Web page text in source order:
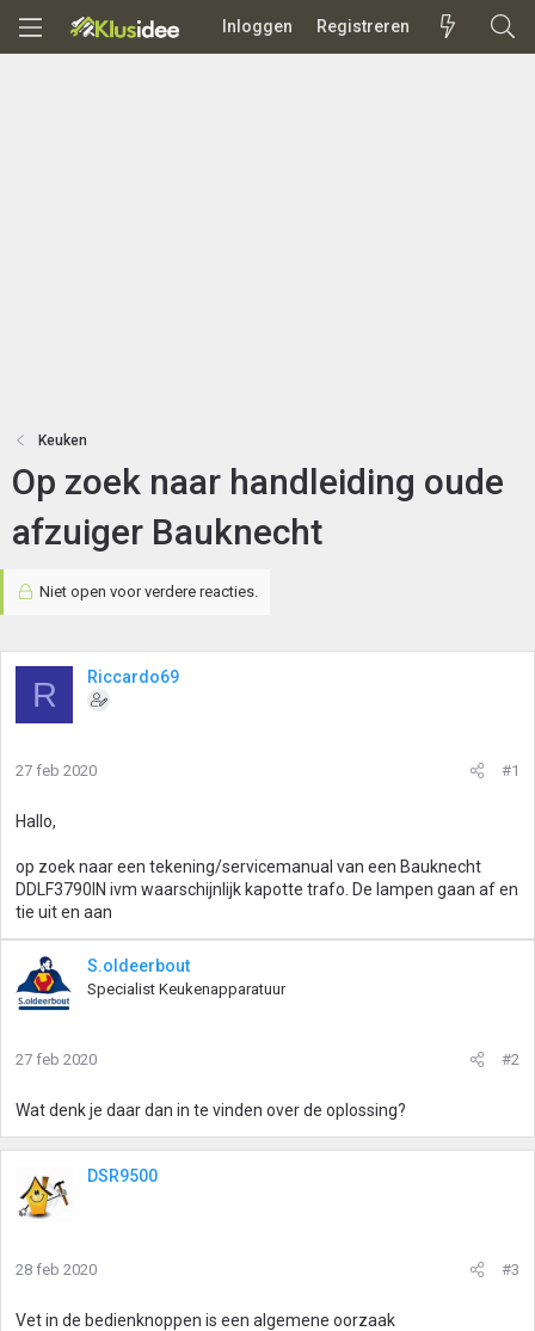
Inloggen Registreren
Keuken
Op zoek naar handleiding oude
afzuiger Bauknecht
Niet open voor verdere reacties.
R Riccardo69
27 feb 2020 #1
Hallo,
op zoek naar een tekening/servicemanual van een Bauknecht
DDLF3790IN ivm waarschijnlijk kapotte trafo. De lampen gaan af en
tie uit en aan
S.oldeerbout
Specialist Keukenapparatuur
27 feb 2020 #2
Wat denk je daar dan in te vinden over de oplossing?
DSR9500
28 feb 2020 #3
Vet in de bedienknoppen is een algemene oorzaak